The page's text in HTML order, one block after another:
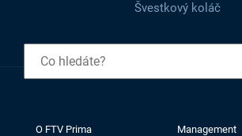
Švestkový koláč
O FTV Prima Management